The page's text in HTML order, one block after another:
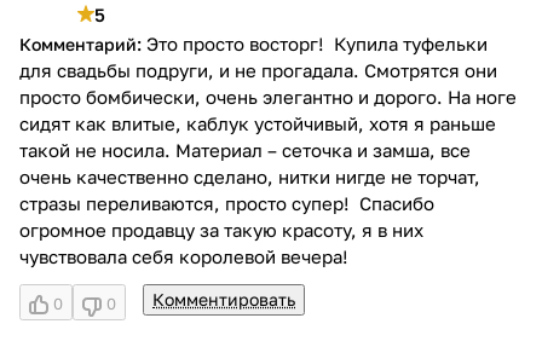
5
Это просто восторг! Купила туфельки
для свадьбы подруги, и не прогадала. Смотрятся они
просто бомбически, очень элегантно и дорого. На ноге
сидят как влитые, каблук устойчивый, хотя я раньше
такой не носила. Материал – сеточка и замша, все
очень качественно сделано, нитки нигде не торчат,
стразы переливаются, просто супер! Спасибо
огромное продавцу за такую красоту, я в них
чувствовала себя королевой вечера!
0 0 Комментировать